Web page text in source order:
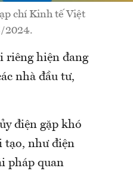
chí Kinh tế Việt
2024.
riêng hiện đang
nhà đầu tư,
điện gặp khó
tạo, như điện
pháp quan